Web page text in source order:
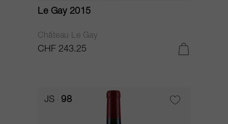
Le Gay 2015
Château Le Gay
CHF 243.25
JS 98